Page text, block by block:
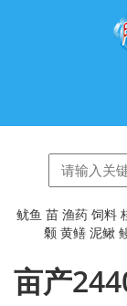
鱿鱼 苗 渔药 饲料
颡 黄鳝 泥鳅
亩产